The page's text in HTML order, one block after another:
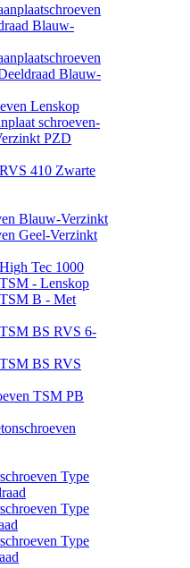
Blauw-
Blauw-
Lenskop
schroeven-
PZD
410 Zwarte
Blauw-Verzinkt
Geel-Verzinkt
Tec 1000
- Lenskop
B - Met
BS RVS 6-
BS RVS
TSM PB
Type
Type
Type